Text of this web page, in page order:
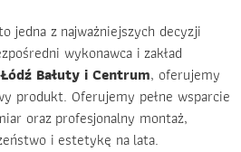
jedna z najważniejszych decyzji
wykonawca i zakład
Łódź Bałuty i Centrum, oferujemy
produkt. Oferujemy pełne wsparcie
oraz profesjonalny montaż,
i estetykę na lata.